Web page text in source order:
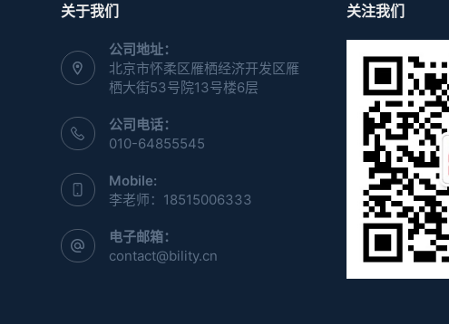
关于我们
公司地址：
北京市怀柔区雁栖经济开发区雁
栖大街53号院13号楼6层
公司电话：
010-64855545
Mobile:
李老师：18515006333
电子邮箱：
contact@bility.cn
关注我们